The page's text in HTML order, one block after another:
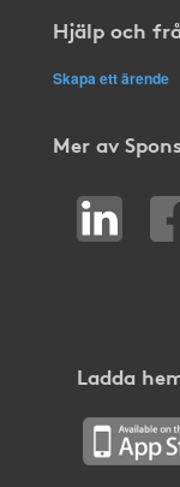
Hjälp och
Skapa ett ärende
Mer av
Ladda